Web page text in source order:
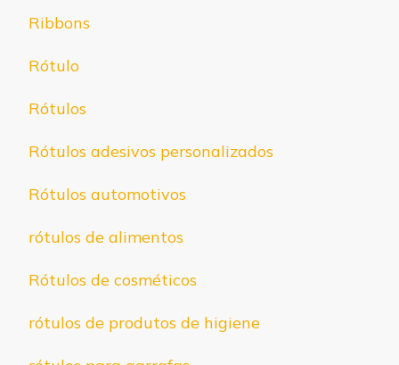
Ribbons
Rótulo
Rótulos
Rótulos adesivos personalizados
Rótulos automotivos
rótulos de alimentos
Rótulos de cosméticos
rótulos de produtos de higiene